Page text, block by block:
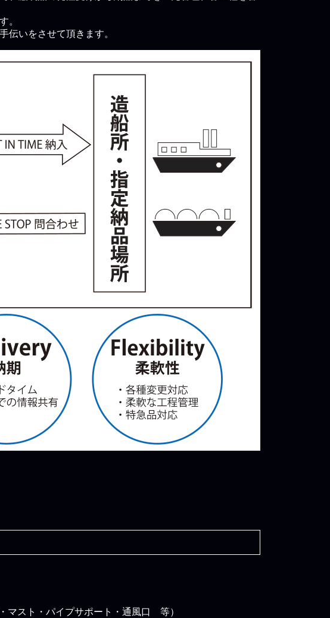
。
伝いをさせて頂きます。
マスト・パイプサポート・通風口 等）